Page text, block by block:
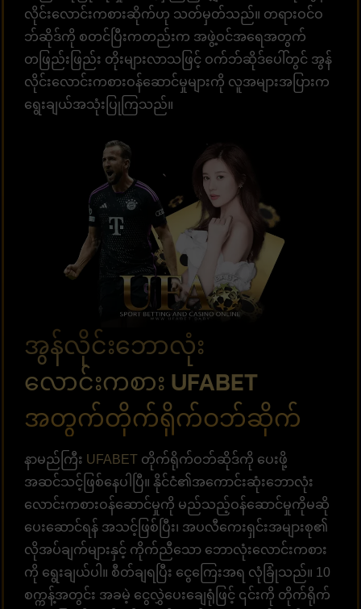
လိုင်းလောင်းကစားဆိုက်ဟု သတ်မှတ်သည်။ တရားဝင်ဝ
ဘ်ဆိုဒ်ကို စတင်ပြီးကတည်းက အဖွဲ့ဝင်အရေအတွက်
တဖြည်းဖြည်း တိုးများလာသဖြင့် ဝက်ဘ်ဆိုဒ်ပေါ်တွင် အွန်
လိုင်းလောင်းကစားဝန်ဆောင်မှုများကို လူအများအပြားက
ရွေးချယ်အသုံးပြုကြသည်။
အွန်လိုင်းဘောလုံး
လောင်းကစား UFABET
အတွက်တိုက်ရိုက်ဝဘ်ဆိုက်
နာမည်ကြီး UFABET တိုက်ရိုက်ဝဘ်ဆိုဒ်ကို ပေးဖို့
အဆင်သင့်ဖြစ်နေပါပြီ။ နိုင်ငံ၏အကောင်းဆုံးဘောလုံး
လောင်းကစားဝန်ဆောင်မှုကို မည်သည့်ဝန်ဆောင်မှုကိုမဆို
ပေးဆောင်ရန် အသင့်ဖြစ်ပြီး၊ အပလီကေးရှင်းအများစု၏
လိုအပ်ချက်များနှင့် ကိုက်ညီသော ဘောလုံးလောင်းကစား
ကို ရွေးချယ်ပါ။ စီတ်ချရပြီး ငွေကြေးအရ လုံခြုံသည်။ 10
စက္ကန့်အတွင်း အခမဲ့ ငွေလွှဲပေးချေရုံဖြင့် ၎င်းကို တိုက်ရိုက်